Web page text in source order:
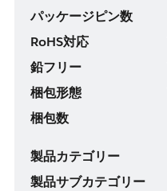
パッケージピン数
RoHS対応
鉛フリー
梱包形態
梱包数
製品カテゴリー
製品サブカテゴリー